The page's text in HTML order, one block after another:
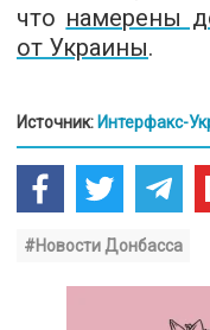
что намерены
от Украины.
Источник: Интерфакс-
#Новости Донбасса